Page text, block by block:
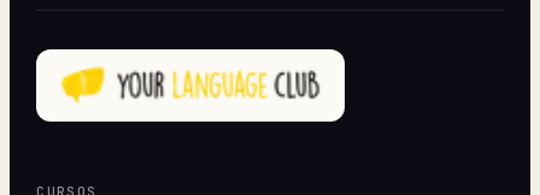
CURSOS